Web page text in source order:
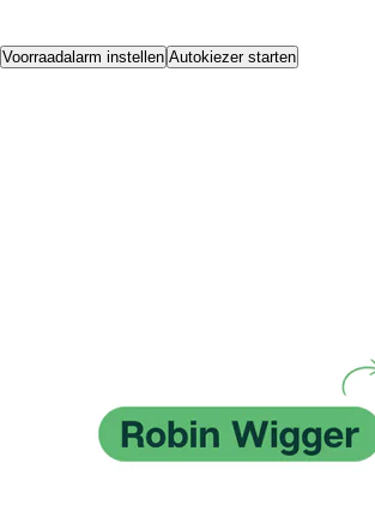
Voorraadalarm instellen Autokiezer starten